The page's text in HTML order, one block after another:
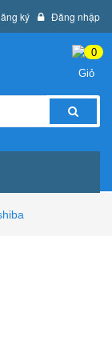
ký Đăng nhập
0